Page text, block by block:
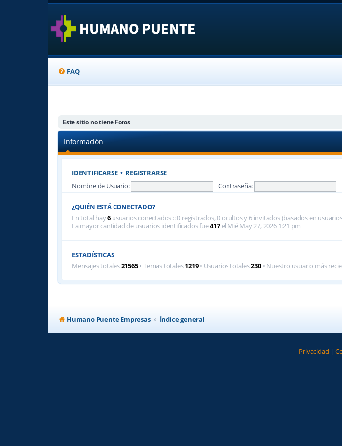
FAQ
Este sitio no tiene Foros
Información
IDENTIFICARSE• REGISTRARSE
Nombre de Usuario: Contraseña:
¿QUIÉN ESTÁ CONECTADO?
En total hay6 usuarios conectados :: 0 registrados, 0 ocultos y 6 invitados (basados en
La mayor cantidad de usuarios identificados fue417el Mié May 27, 2026 1:21 pm
ESTADÍSTICAS
Mensajes totales21565• Temas totales1219• Usuarios totales230• Nuestro usuario más
Humano Puente Empresas Índice general
Privacidad |